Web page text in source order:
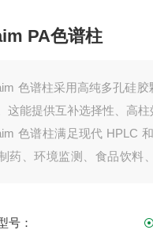
PA色谱柱
色谱柱采用高纯多孔硅
这能提供互补选择性、高柱
色谱柱满足现代 HPLC
药、环境监测、食品饮料
号：